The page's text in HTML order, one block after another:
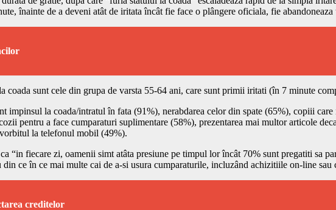
înainte de a deveni atât de iritata încât fie face o plângere oficiala, fie abandoneaza
coada sunt cele din grupa de varsta 55-64 ani, care sunt primii iritati (în 7 minute
impinsul la coada/intratul în fata (91%), nerabdarea celor din spate (65%), copiii
pentru a face cumparaturi suplimentare (58%), prezentarea mai multor articole
la telefonul mobil (49%).
“in fiecare zi, oamenii simt atâta presiune pe timpul lor încât 70% sunt pregatiti sa
ce în ce mai multe cai de a-si usura cumparaturile, incluzând achizitiile on-line sau
creditelor